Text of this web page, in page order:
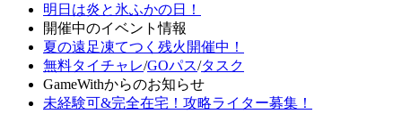
明日は炎と氷ふかの日！
開催中のイベント情報
夏の遠足凍てつく残火開催中！
無料タイチャレ/GOパス/タスク
GameWithからのお知らせ
未経験可&完全在宅！攻略ライター募集！